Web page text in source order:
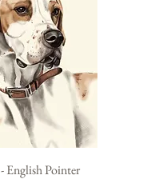
English Pointer